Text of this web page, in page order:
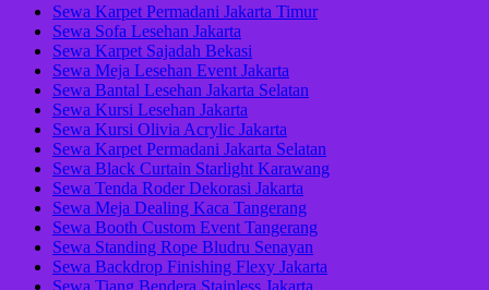
Sewa Karpet Permadani Jakarta Timur
Sewa Sofa Lesehan Jakarta
Sewa Karpet Sajadah Bekasi
Sewa Meja Lesehan Event Jakarta
Sewa Bantal Lesehan Jakarta Selatan
Sewa Kursi Lesehan Jakarta
Sewa Kursi Olivia Acrylic Jakarta
Sewa Karpet Permadani Jakarta Selatan
Sewa Black Curtain Starlight Karawang
Sewa Tenda Roder Dekorasi Jakarta
Sewa Meja Dealing Kaca Tangerang
Sewa Booth Custom Event Tangerang
Sewa Standing Rope Bludru Senayan
Sewa Backdrop Finishing Flexy Jakarta
Sewa Tiang Bendera Stainless Jakarta